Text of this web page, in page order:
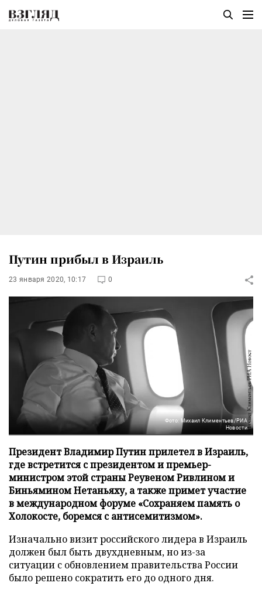
Путин прибыл в Израиль
23 января 2020, 10:17 0
Фото: Михаил Климентьев/РИА
Новости
Президент Владимир Путин прилетел в Израиль,
где встретится с президентом и премьер-
министром этой страны Реувеном Ривлином и
Биньямином Нетаньяху, а также примет участие
в международном форуме «Сохраняем память о
Холокосте, боремся с антисемитизмом».
Изначально визит российского лидера в Израиль
должен был быть двухдневным, но из-за
ситуации с обновлением правительства России
было решено сократить его до одного дня.